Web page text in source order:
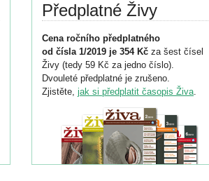
Předplatné Živy
Cena ročního předplatného
od čísla 1/2019 je 354 Kč za šest čísel
Živy (tedy 59 Kč za jedno číslo).
Dvouleté předplatné je zrušeno.
Zjistěte, jak si předplatit časopis Živa.